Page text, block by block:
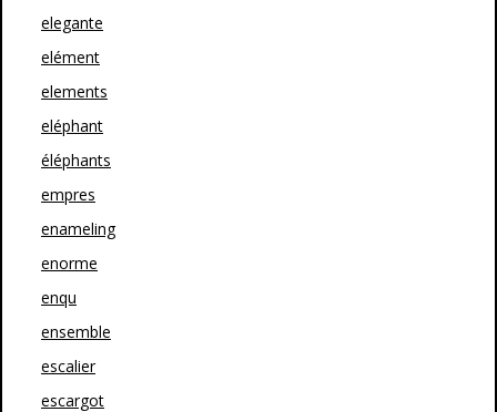
elegante
elément
elements
eléphant
éléphants
empres
enameling
enorme
enqu
ensemble
escalier
escargot